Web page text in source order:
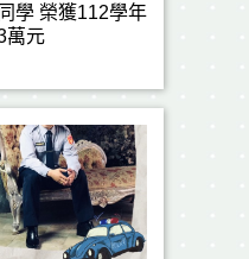
學 榮獲112學年
萬元